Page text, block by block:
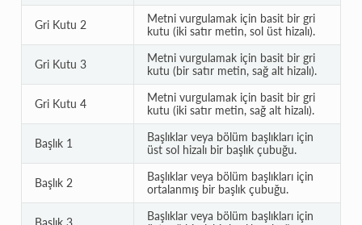
Gri Kutu 2
Metni vurgulamak için basit bir gri
kutu (iki satır metin, sol üst hizalı).
Gri Kutu 3
Metni vurgulamak için basit bir gri
kutu (bir satır metin, sağ alt hizalı).
Gri Kutu 4
Metni vurgulamak için basit bir gri
kutu (iki satır metin, sağ alt hizalı).
Başlık 1
Başlıklar veya bölüm başlıkları için
üst sol hizalı bir başlık çubuğu.
Başlık 2
Başlıklar veya bölüm başlıkları için
ortalanmış bir başlık çubuğu.
Başlıklar veya bölüm başlıkları için